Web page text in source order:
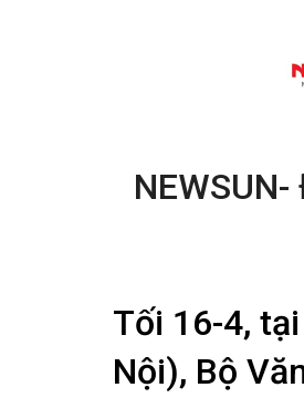
Tối 16-4,
Nội), Bộ